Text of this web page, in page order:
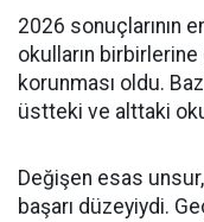
2026 sonuçlarının
okulların birbirlerine
korunması oldu.
üstteki ve alttaki
Değişen esas
başarı düzeyiydi.